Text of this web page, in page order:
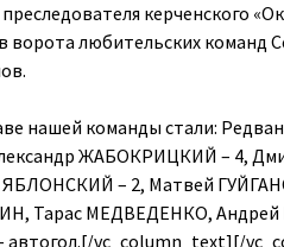
керченского
ворота любительских команд
нашей команды стали:
ЖАБОКРИЦКИЙ – 4,
ЯБЛОНСКИЙ – 2, Матвей
Тарас МЕДВЕДЕНКО,
автогол.[/vc_column_text][/